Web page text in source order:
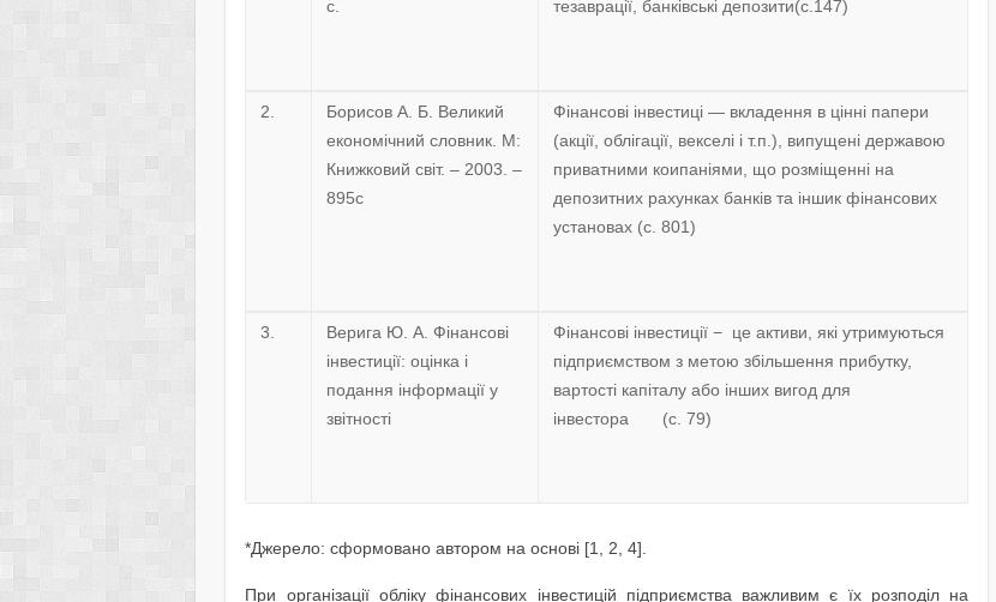
с.
тезаврацiї, банкiвськi депозити(с.147)
2.
Борисов А. Б. Великий
економічний словник. М:
Книжковий світ. – 2003. –
895с
Фiнансовi iнвестицi — вкладення в цiннi папери
(акції, облiгацiї, векселi i т.п.), випущенi державою
приватними коипанiями, що розміщеннi на
депозитних рахунках банкiв та іншик фiнансових
установах (с. 801)
3.
Верига Ю. А. Фінансові
інвестиції: оцінка і
подання інформації у
звітності
Фінансові інвестиції − це активи, які утримуються
підприємством з метою збільшення прибутку,
вартості капіталу або інших вигод для
інвестора (с. 79)
*Джерело: сформовано автором на основі [1, 2, 4].
При організації обліку фінансових інвестицій підприємства важливим є їх розподіл на